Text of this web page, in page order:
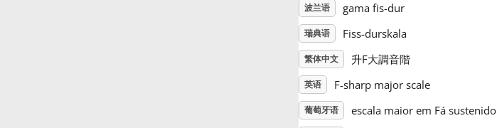
波兰语 gama fis-dur
瑞典语 Fiss-durskala
繁体中文 升F大調音階
英语 F-sharp major scale
葡萄牙语 escala maior em Fá sustenido